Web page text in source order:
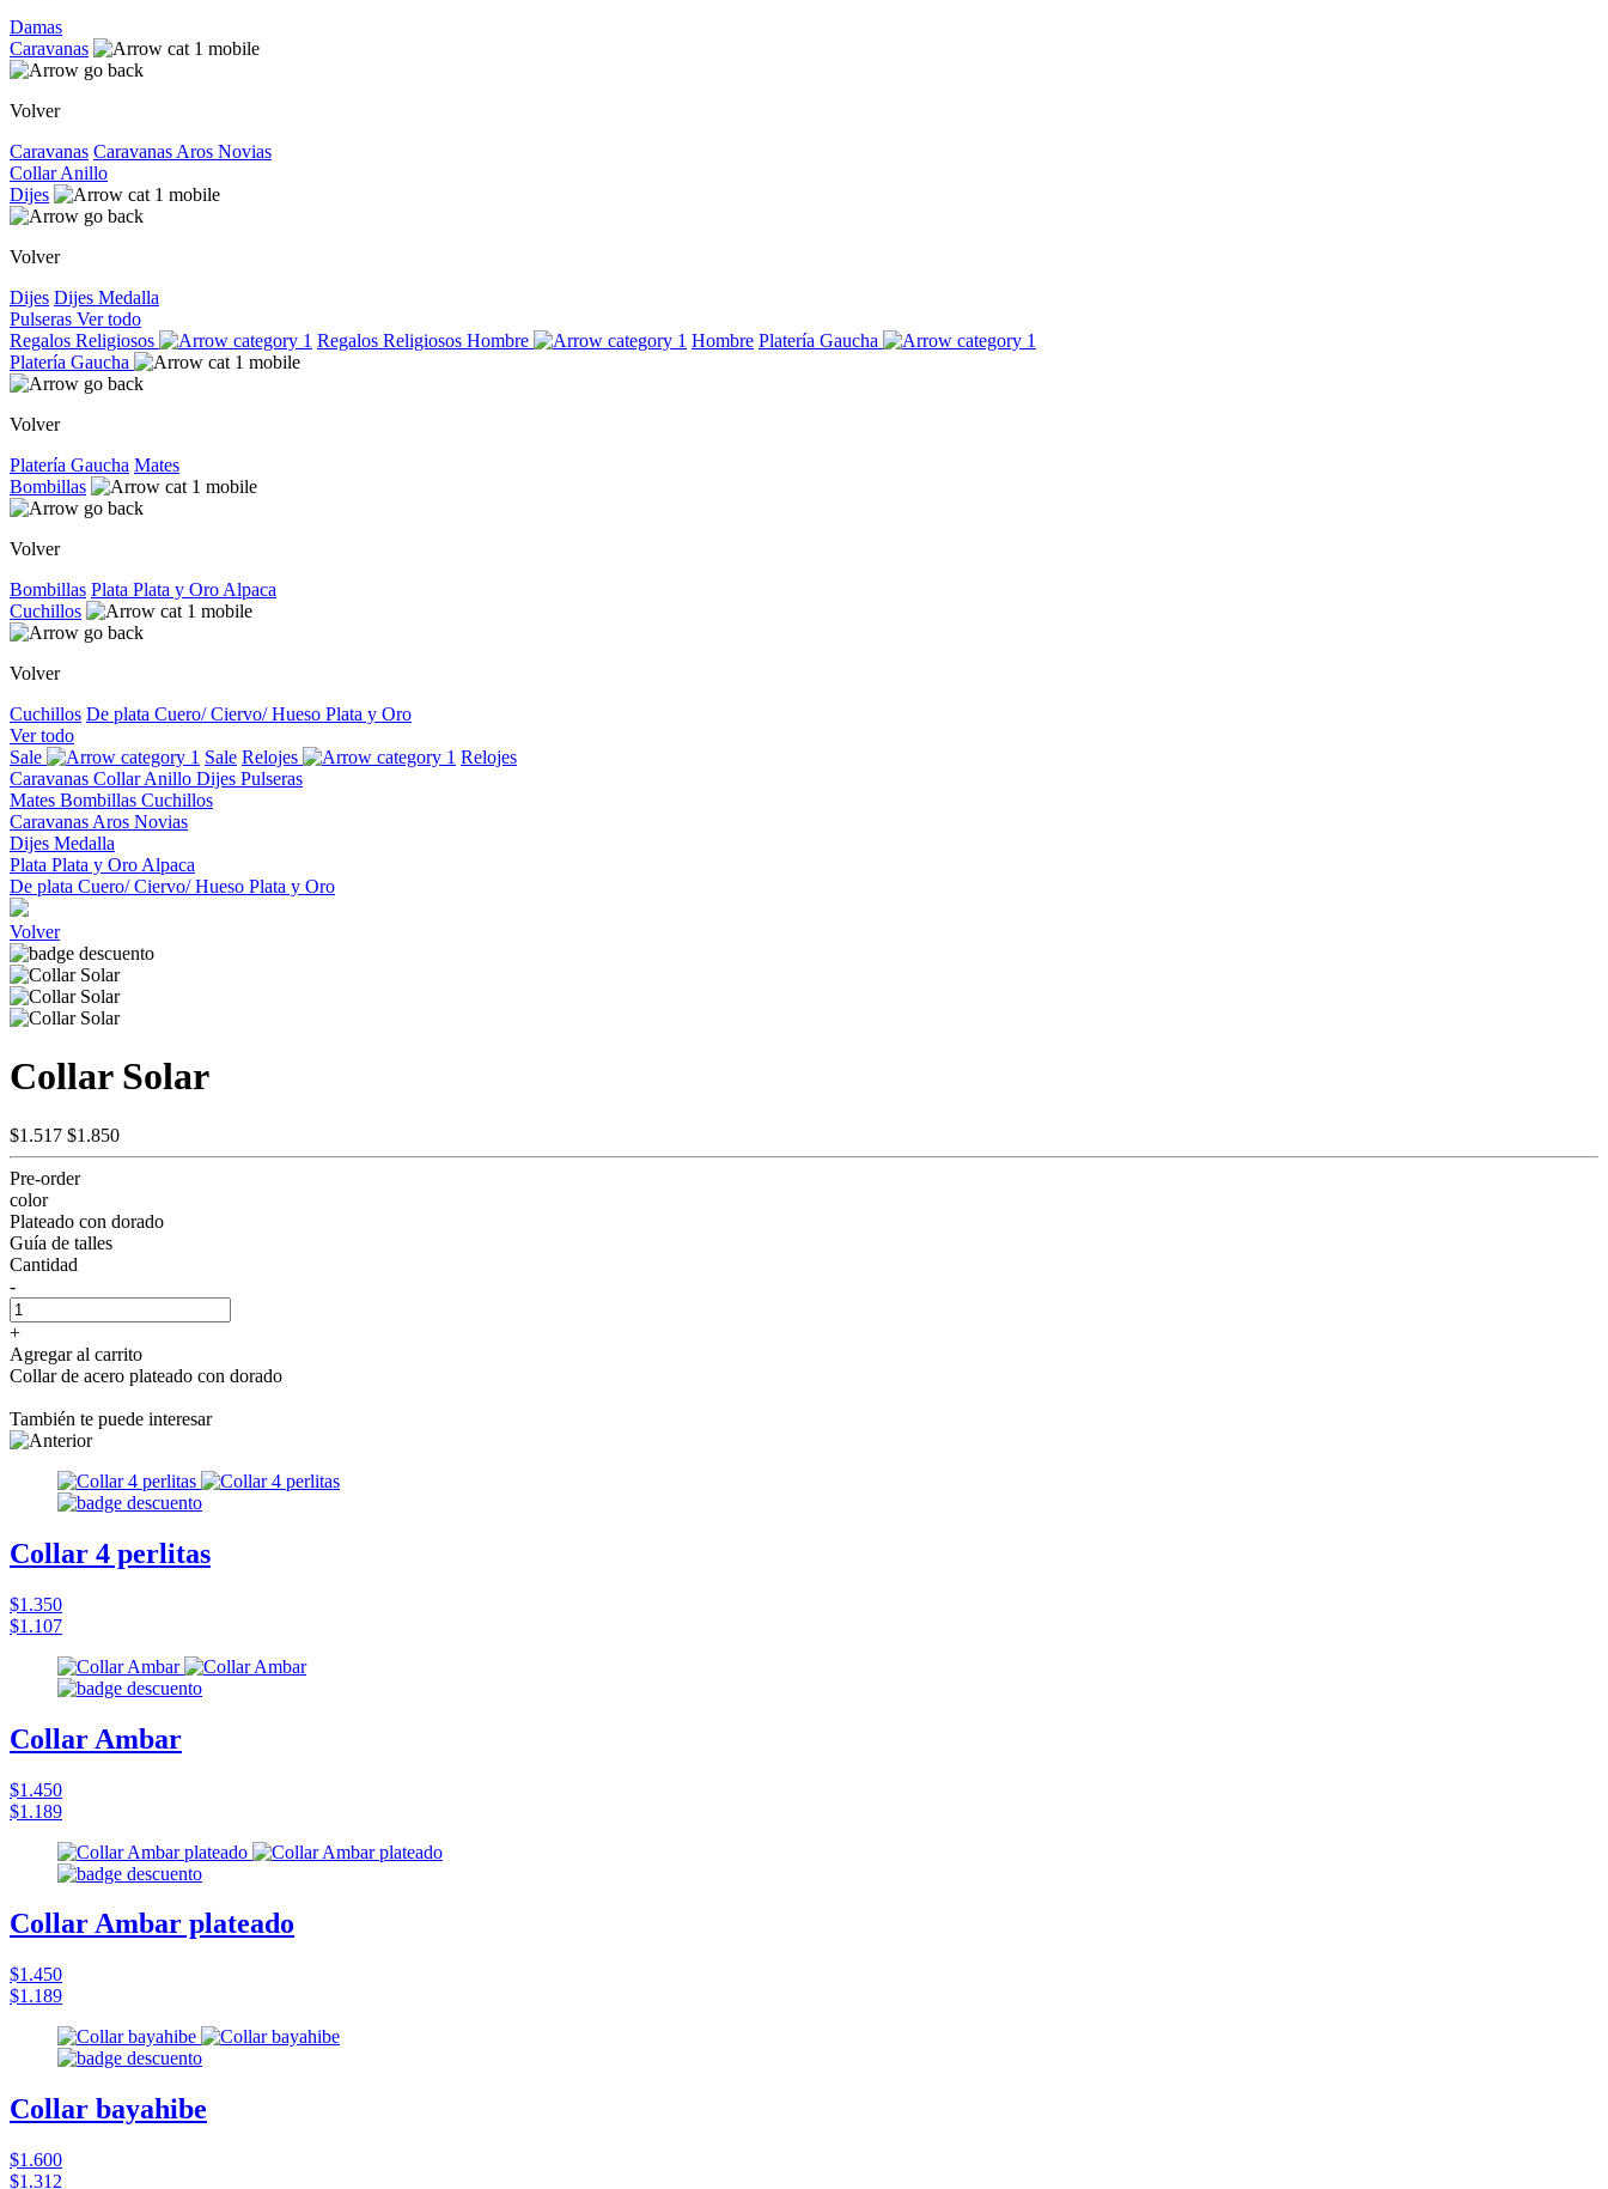
Damas
Caravanas
Volver
Caravanas Caravanas Aros Novias
CollarAnillo
Dijes
Volver
Dijes Dijes Medalla
Pulseras Ver todo
Regalos Religiosos
Regalos Religiosos Hombre Hombre Platería Gaucha
Platería Gaucha
Volver
Platería Gaucha Mates
Bombillas
Volver
Bombillas Plata Plata y Oro Alpaca
Cuchillos
Volver
Cuchillos De plata Cuero/ Ciervo/ Hueso Plata y Oro
Ver todo
Sale
Sale Relojes
Relojes
Caravanas CollarAnillo Dijes Pulseras
Mates Bombillas Cuchillos
Caravanas Aros Novias
Dijes Medalla
Plata Plata y Oro Alpaca
De plata Cuero/ Ciervo/ Hueso Plata y Oro
Volver
Collar Solar
$1.517 $1.850
Pre-order
color
Plateado con dorado
Guía de talles
Cantidad
-
+
Agregar al carrito
Collar de acero plateado con dorado
También te puede interesar
Collar 4 perlitas
$1.350
$1.107
Collar Ambar
$1.450
$1.189
Collar Ambar plateado
$1.450
$1.189
Collar bayahibe
$1.600
$1.312